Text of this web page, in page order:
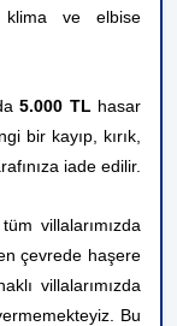
ve elbise
5.000 TL hasar
bir kayıp, kırık,
iade edilir.
villalarımızda
çevrede haşere
villalarımızda
Bu